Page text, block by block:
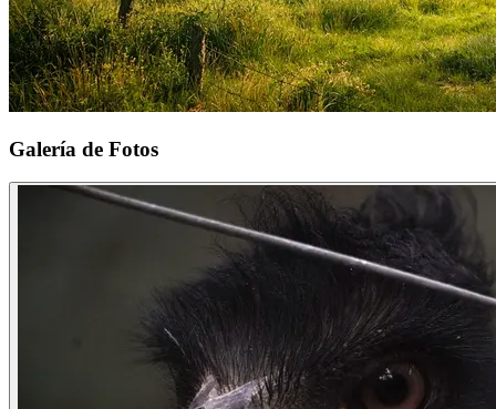
Galería de Fotos